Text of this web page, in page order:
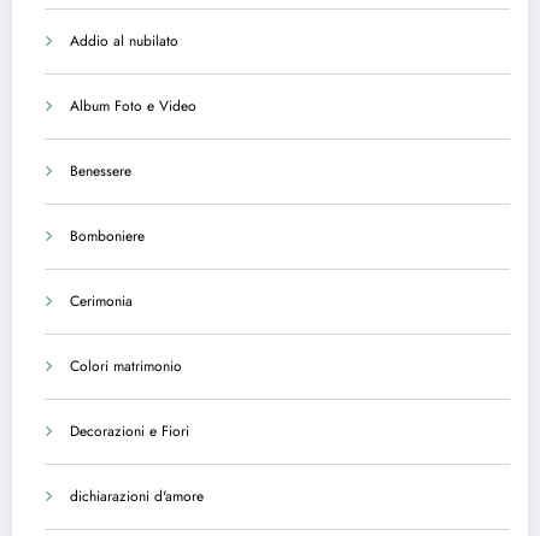
Addio al nubilato
Album Foto e Video
Benessere
Bomboniere
Cerimonia
Colori matrimonio
Decorazioni e Fiori
dichiarazioni d'amore